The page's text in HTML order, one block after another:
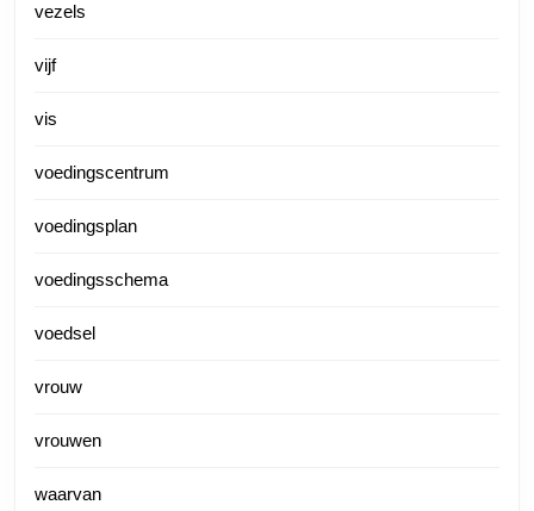
vezels
vijf
vis
voedingscentrum
voedingsplan
voedingsschema
voedsel
vrouw
vrouwen
waarvan